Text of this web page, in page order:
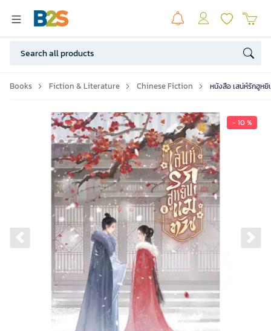
Books Fiction & Literature Chinese Fiction หนังสือ เสน่ห์รักฮูห
- 10 %
Previous slide